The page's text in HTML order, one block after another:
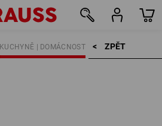
ZPĚT    >
KUCHYNĚ | DOMÁCNOST